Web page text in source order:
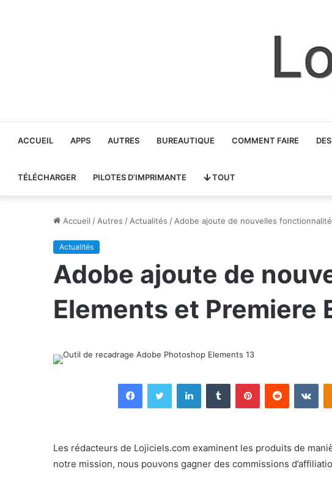
ACCUEIL APPS AUTRES BUREAUTIQUE COMMENT FAIRE
TÉLÉCHARGER PILOTES D’IMPRIMANTE TOUT
Accueil / Autres / Actualités / Adobe ajoute de nouvelles
Actualités
Adobe ajoute de
Elements et Premiere
FacebookTwitter LinkedinTumblr PinterestReddit
Les rédacteurs de Lojiciels.com examinent les produits de
notre mission, nous pouvons gagner des commissions